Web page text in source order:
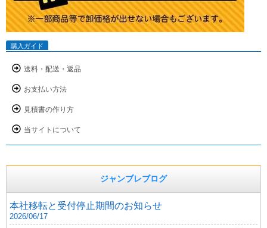
購入ガイド
送料・配送・返品
お支払い方法
見積書の作り方
当サイトについて
ジャンブレブログ
本社移転と受付停止期間のお知らせ
2026/06/17